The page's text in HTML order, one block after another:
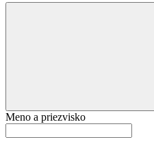
Meno a priezvisko